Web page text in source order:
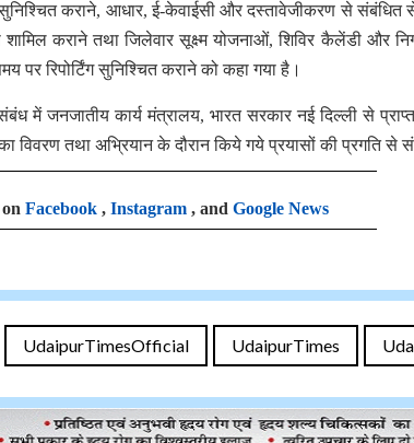
कराने, आधार, ई-केवाईसी और दस्तावेजीकरण से संबंधित
कराने तथा जिलेवार सूक्ष्म योजनाओं, शिविर कैलेंडी और
पर रिपोर्टिंग सुनिश्चित कराने को कहा गया है।
में जनजातीय कार्य मंत्रालय, भारत सरकार नई दिल्ली से
का विवरण तथा अभ्रियान के दौरान किये गये प्रयासों की प्रगति
Facebook , Instagram , and Google News
UdaipurTimesOfficial UdaipurTimes